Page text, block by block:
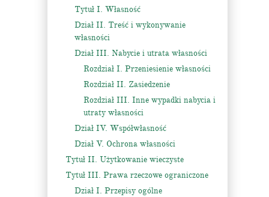
Tytuł I. Własność
Dział II. Treść i wykonywanie
własności
Dział III. Nabycie i utrata własności
Rozdział I. Przeniesienie własności
Rozdział II. Zasiedzenie
Rozdział III. Inne wypadki nabycia i
utraty własności
Dział IV. Współwłasność
Dział V. Ochrona własności
Tytuł II. Użytkowanie wieczyste
Tytuł III. Prawa rzeczowe ograniczone
Dział I. Przepisy ogólne